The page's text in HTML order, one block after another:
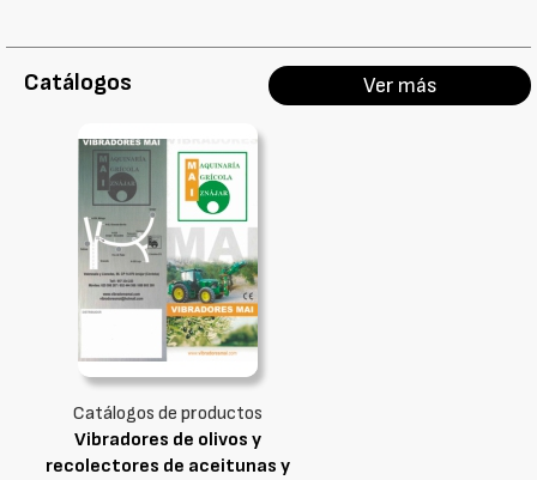
Catálogos Ver más
Catálogos de productos
Vibradores de olivos y
recolectores de aceitunas y